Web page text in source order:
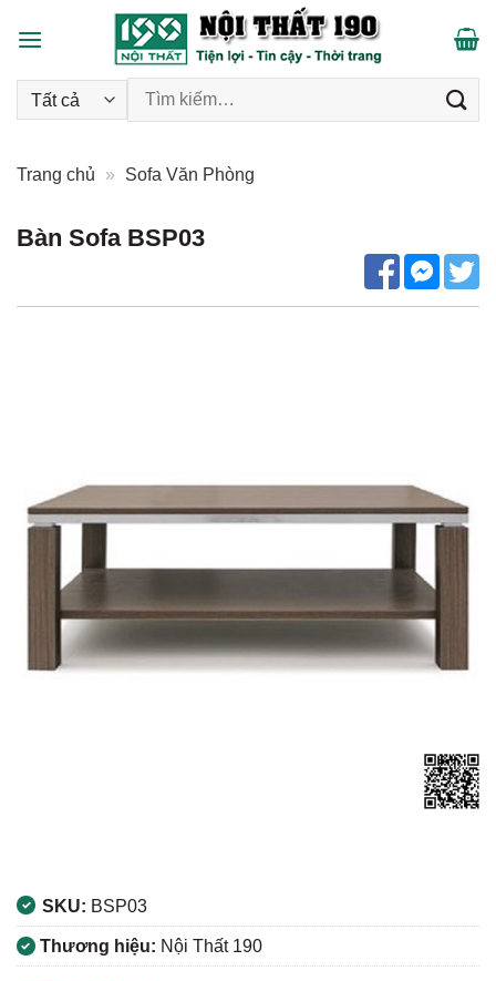
Tìm kiếm:
Trang chủ » Sofa Văn Phòng
Bàn Sofa BSP03
SKU: BSP03
Thương hiệu: Nội Thất 190